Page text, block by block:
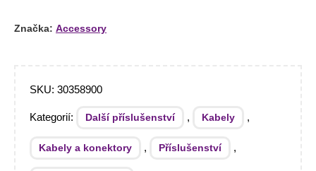
Značka: Accessory
SKU: 30358900
Kategorií: Další příslušenství , Kabely ,
Kabely a konektory , Příslušenství ,